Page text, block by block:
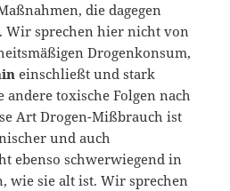
die dagegen
Wir sprechen hier nicht von
Drogenkonsum,
einschließt und stark
toxische Folgen nach
Art Drogen-Mißbrauch ist
und auch
ebenso schwerwiegend in
wie sie alt ist. Wir sprechen